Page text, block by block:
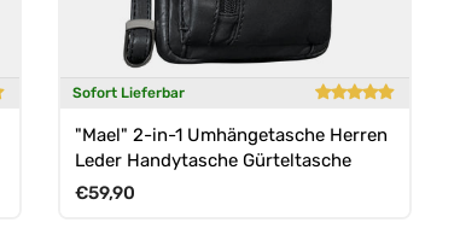
Sofort Lieferbar
"Mael" 2-in-1 Umhängetasche Herren
Leder Handytasche Gürteltasche
Normaler Preis
€59,90